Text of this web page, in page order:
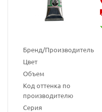
Бренд/Производитель
Цвет
Объем
Код оттенка по
производителю
Серия